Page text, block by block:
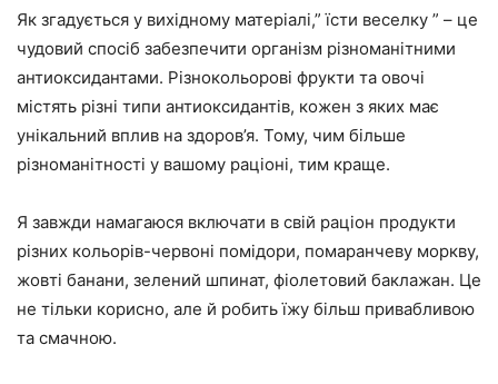
Як згадується у вихідному матеріалі,” їсти веселку ” – це
чудовий спосіб забезпечити організм різноманітними
антиоксидантами. Різнокольорові фрукти та овочі
містять різні типи антиоксидантів, кожен з яких має
унікальний вплив на здоров’я. Тому, чим більше
різноманітності у вашому раціоні, тим краще.
Я завжди намагаюся включати в свій раціон продукти
різних кольорів-червоні помідори, помаранчеву моркву,
жовті банани, зелений шпинат, фіолетовий баклажан. Це
не тільки корисно, але й робить їжу більш привабливою
та смачною.